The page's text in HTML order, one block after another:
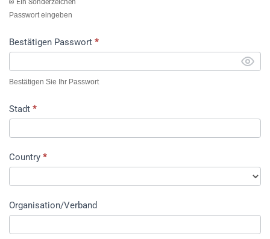
Passwort eingeben
Bestätigen Passwort *
Bestätigen Sie Ihr Passwort
Stadt *
Country *
Organisation/Verband